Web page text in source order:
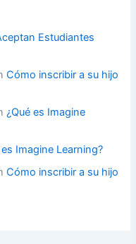
Estudiantes
Cómo inscribir a su hijo
¿Qué es Imagine
es Imagine Learning?
Cómo inscribir a su hijo